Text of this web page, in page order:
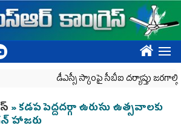
????
డీఎస్సీ స్కాంపై సీబీఐ దర్యాప్తు జరగాల్సిందే
» క‌డ‌ప పెద్ద‌దర్గా ఉరుసు ఉత్స‌వాల‌కు
హాజ‌రు